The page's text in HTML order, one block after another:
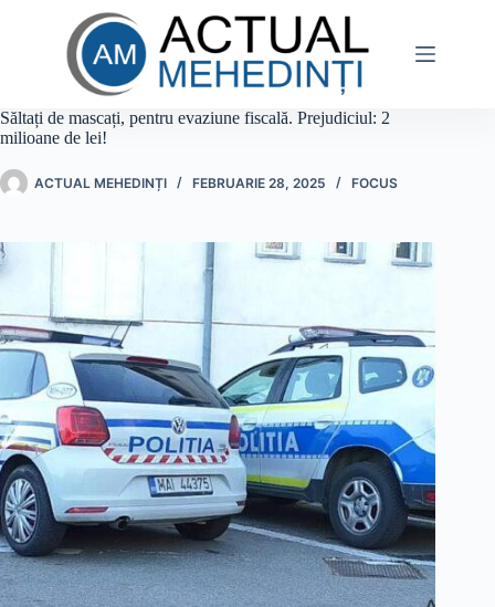
Săltați de mascați, pentru evaziune fiscală. Prejudiciul: 2
milioane de lei!
ACTUAL MEHEDINȚI FEBRUARIE 28, 2025 FOCUS